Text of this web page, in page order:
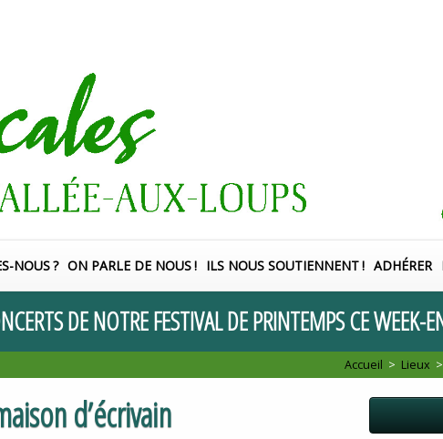
NOUS? ON PARLE DE NOUS! ILS NOUS SOUTIENNENT! ADHÉRER
DENOTREFESTIVALDEPRINTEMPSCEWEEK-
Accueil > Lieux
d’écrivain